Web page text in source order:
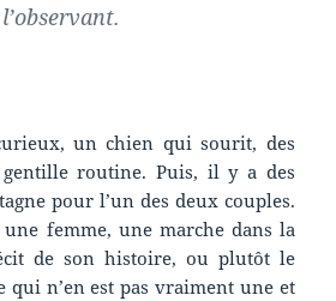
un chien qui sourit, des
gentille routine. Puis, il y a des
pour l’un des deux couples.
femme, une marche dans la
de son histoire, ou plutôt le
qui n’en est pas vraiment une et